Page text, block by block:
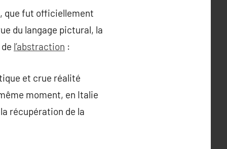
que fut officiellement
du langage pictural, la
l’abstraction :
et crue réalité
moment, en Italie
récupération de la